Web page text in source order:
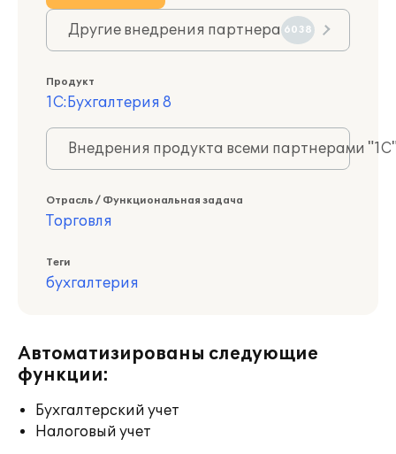
Другие внедрения партнера 6038
Продукт
1С:Бухгалтерия 8
Внедрения продукта всеми партнерами
Отрасль / Функциональная задача
Торговля
Теги
бухгалтерия
Автоматизированы следующие
функции:
Бухгалтерский учет
Налоговый учет